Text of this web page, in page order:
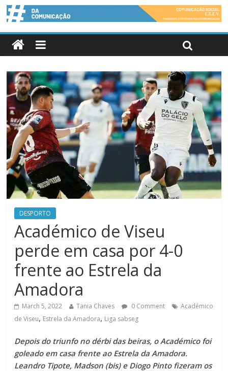
DESPORTO
Académico de Viseu
perde em casa por 4-0
frente ao Estrela da
Amadora
March 5, 2022 Tania Chaves 0 Comment
Académico
de Viseu, Estrela da Amadora, Liga sabseg
Depois do triunfo no dérbi das beiras, o Académico foi
goleado em casa frente ao Estrela da Amadora.
Leandro Tipote, Madson (bis) e Diogo Pinto fizeram os